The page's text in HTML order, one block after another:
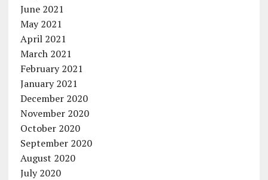
June 2021
May 2021
April 2021
March 2021
February 2021
January 2021
December 2020
November 2020
October 2020
September 2020
August 2020
July 2020